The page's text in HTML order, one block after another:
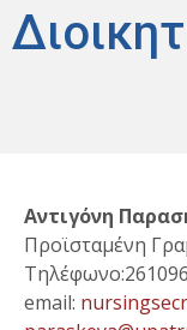
Αντιγόνη
Προϊσταμένη
email: